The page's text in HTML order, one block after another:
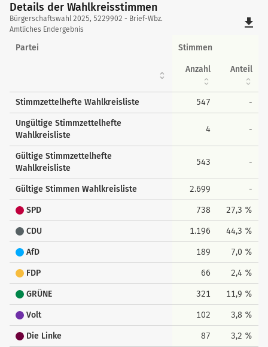
Details der Wahlkreisstimmen
Details
der
Wahlkreisstimmen
Bürgerschaftswahl 2025, 5229902 - Brief-Wbz.
Amtliches Endergebnis
file_download
Partei Stimmen
Anzahl Anteil
Stimmzettelhefte Wahlkreisliste 547 -
Ungültige Stimmzettelhefte
Wahlkreisliste
4 -
Gültige Stimmzettelhefte
Wahlkreisliste
543 -
Gültige Stimmen Wahlkreisliste 2.699 -
SPD 738 27,3 %
CDU 1.196 44,3 %
AfD 189 7,0 %
FDP 66 2,4 %
GRÜNE 321 11,9 %
Volt 102 3,8 %
Die Linke 87 3,2 %